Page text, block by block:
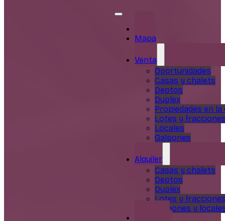
Mapa
Venta
Oportunidades
Casas y chalets
Deptos
Duplex
Propiedades en
Lotes y
Locales
Galpones
Alquiler
Casas y chalets
Deptos
Duplex
Lotes y
Galpones y